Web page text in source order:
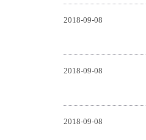
2018-09-08
2018-09-08
2018-09-08